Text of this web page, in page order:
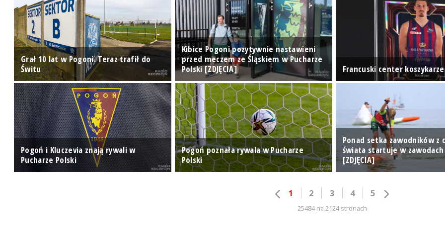
Grał 10 lat w Pogoni. Teraz trafił do
Świtu
Kibice Pogoni pozytywnie nastawieni
przed meczem ze Śląskiem w Pucharze
Polski [ZDJĘCIA]
Francuski center
Pogoń i Kluczevia znają rywali w
Pucharze Polski
Pogoń poznała rywala w Pucharze
Polski
Ponad setka zawodników z
świata startuje w zawodach
[ZDJĘCIA]
1 2 3 4 5
25484 na 2124 stronach